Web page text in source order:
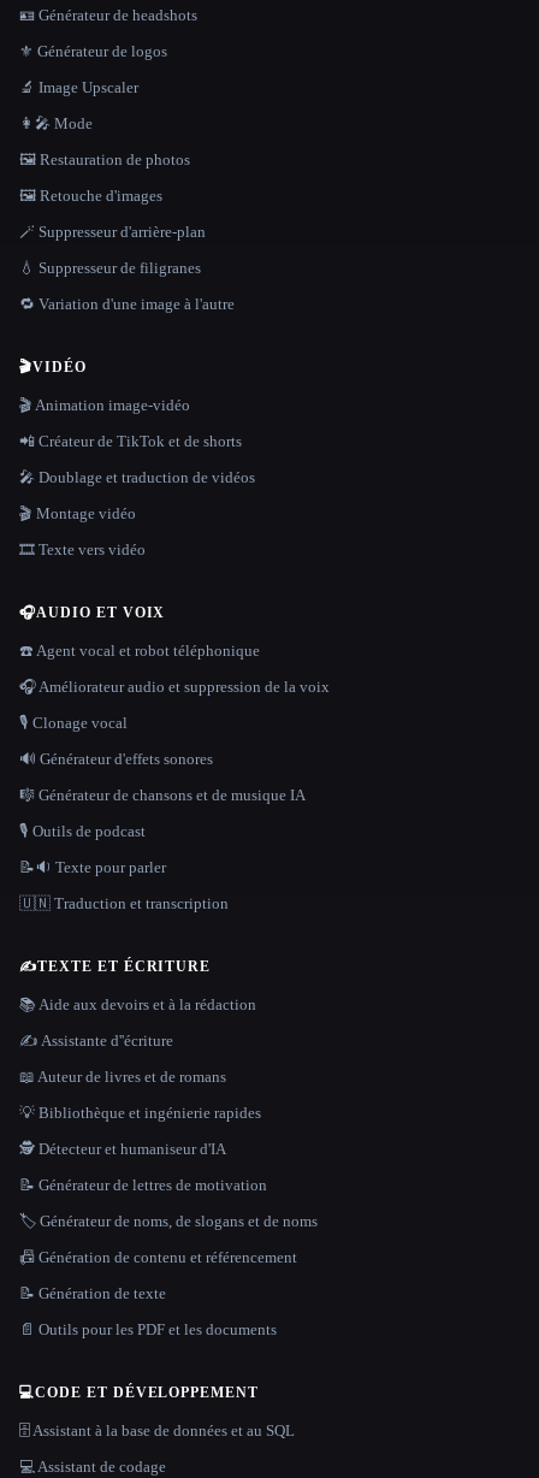
🪪 Générateur de headshots
⚜️ Générateur de logos
🔬 Image Upscaler
👩‍🎤 Mode
🖼️ Restauration de photos
🖼️ Retouche d'images
🪄 Suppresseur d'arrière-plan
💧 Suppresseur de filigranes
🔁 Variation d'une image à l'autre
🎬VIDÉO
🎬 Animation image-vidéo
📲 Créateur de TikTok et de shorts
🎤 Doublage et traduction de vidéos
🎬 Montage vidéo
🎞️ Texte vers vidéo
🎧AUDIO ET VOIX
☎️ Agent vocal et robot téléphonique
🎧 Améliorateur audio et suppression de la voix
🎙️ Clonage vocal
🔊 Générateur d'effets sonores
🎼 Générateur de chansons et de musique IA
🎙️ Outils de podcast
📝🔉 Texte pour parler
🇺🇳 Traduction et transcription
✍️TEXTE ET ÉCRITURE
📚 Aide aux devoirs et à la rédaction
✍️ Assistante d''écriture
📖 Auteur de livres et de romans
💡 Bibliothèque et ingénierie rapides
🕵️ Détecteur et humaniseur d'IA
📝 Générateur de lettres de motivation
🏷️ Générateur de noms, de slogans et de noms
📠 Génération de contenu et référencement
📝 Génération de texte
📄 Outils pour les PDF et les documents
💻CODE ET DÉVELOPPEMENT
🗄️ Assistant à la base de données et au SQL
💻 Assistant de codage